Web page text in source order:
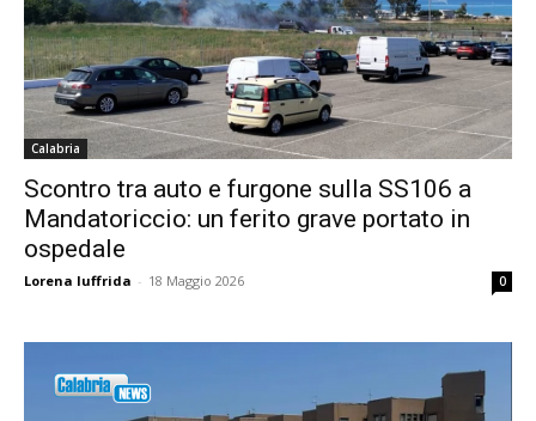
Calabria
Scontro tra auto e furgone sulla SS106 a
Mandatoriccio: un ferito grave portato in
ospedale
Lorena Iuffrida - 18 Maggio 2026 0